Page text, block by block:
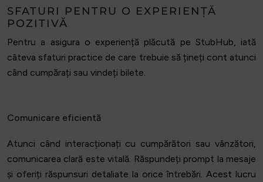
SFATURI PENTRU O EXPERIENȚĂ
POZITIVĂ
Pentru a asigura o experiență plăcută pe StubHub, iată
câteva sfaturi practice de care trebuie să țineți cont atunci
când cumpărați sau vindeți bilete.
Comunicare eficientă
Atunci când interacționați cu cumpărători sau vânzători,
comunicarea clară este vitală. Răspundeți prompt la mesaje
și oferiți răspunsuri detaliate la orice întrebări. Acest lucru